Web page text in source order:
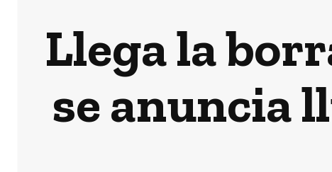
Llega la
se anuncia